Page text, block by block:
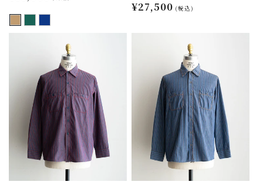
価
通
¥27,500 (税込)